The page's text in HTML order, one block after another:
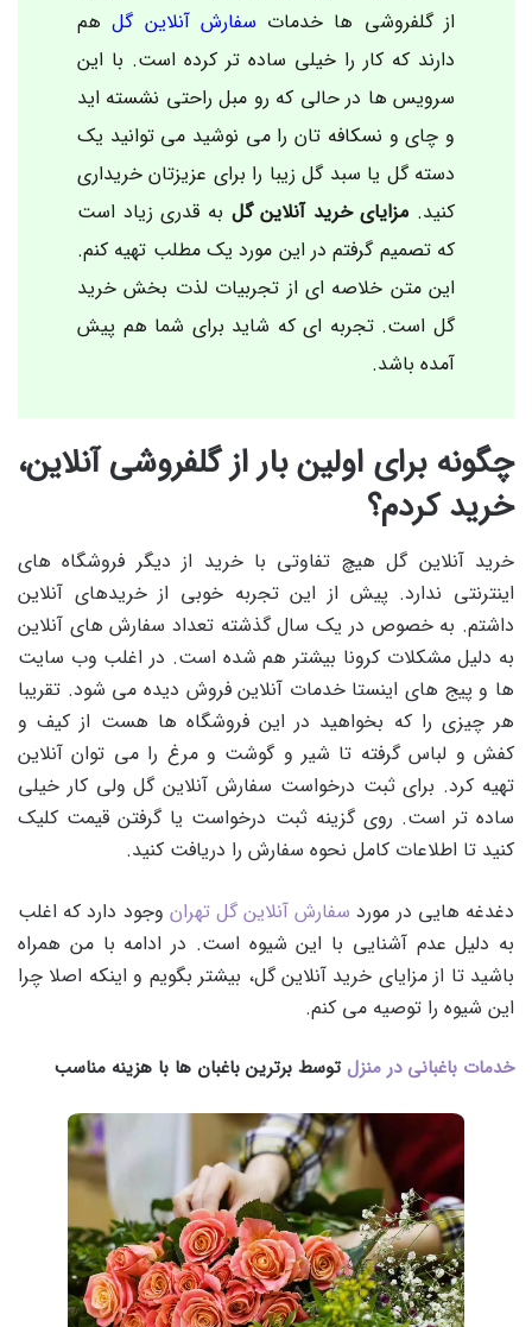
از گلفروشی ها خدمات سفارش آنلاین گلهم
دارند که کار را خیلی ساده تر کرده است. با این
سرویس ها در حالی که رو مبل راحتی نشسته اید
و چای و نسکافه تان را می نوشید می توانید یک
دسته گل یا سبد گل زیبا را برای عزیزتان خریداری
کنید. مزایای خرید آنلاین گل به قدری زیاد است
که تصمیم گرفتم در این مورد یک مطلب تهیه کنم.
این متن خلاصه ای از تجربیات لذت بخش خرید
گل است. تجربه ای که شاید برای شما هم پیش
آمده باشد.
چگونه برای اولین بار از گلفروشی آنلاین،
خرید کردم؟
خرید آنلاین گل هیچ تفاوتی با خرید از دیگر فروشگاه های
اینترنتی ندارد. پیش از این تجربه خوبی از خریدهای آنلاین
داشتم. به خصوص در یک سال گذشته تعداد سفارش های آنلاین
به دلیل مشکلات کرونا بیشتر هم شده است. در اغلب وب سایت
ها و پیج های اینستا خدمات آنلاین فروش دیده می شود. تقریبا
هر چیزی را که بخواهید در این فروشگاه ها هست از کیف و
کفش و لباس گرفته تا شیر و گوشت و مرغ را می توان آنلاین
تهیه کرد. برای ثبت درخواست سفارش آنلاین گل ولی کار خیلی
ساده تر است. روی گزینه ثبت درخواست یا گرفتن قیمت کلیک
کنید تا اطلاعات کامل نحوه سفارش را دریافت کنید.
دغدغه هایی در مورد سفارش آنلاین گل تهران وجود دارد که اغلب
به دلیل عدم آشنایی با این شیوه است. در ادامه با من همراه
باشید تا از مزایای خرید آنلاین گل، بیشتر بگویم و اینکه اصلا چرا
این شیوه را توصیه می کنم.
خدمات باغبانی در منزل توسط برترین باغبان ها با هزینه مناسب